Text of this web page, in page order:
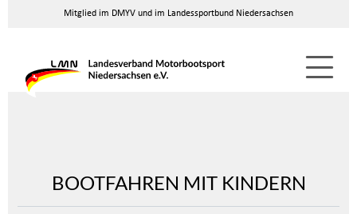
Mitglied im DMYV und im Landessportbund Niedersachsen
BOOTFAHREN MIT KINDERN